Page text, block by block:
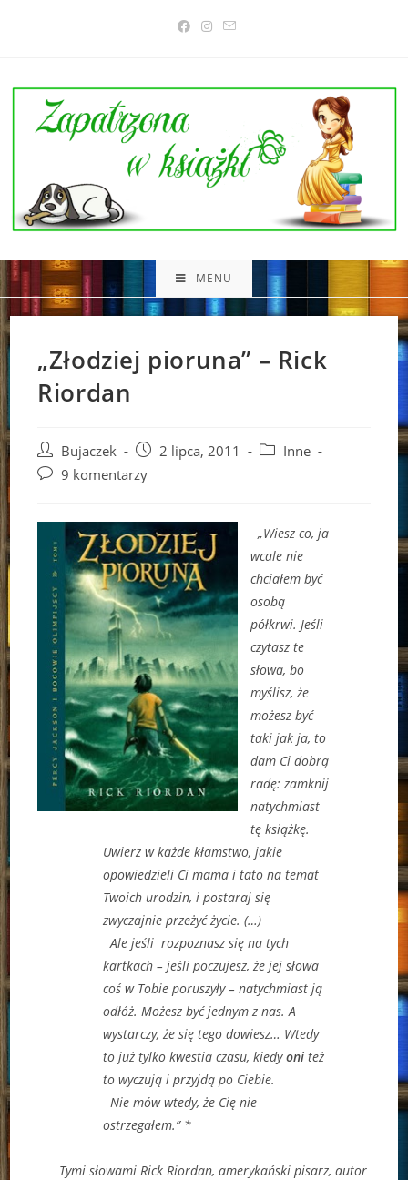
MENU
„Złodziej pioruna” – Rick
Riordan
Post
author:
Bujaczek
Post
published:
2 lipca, 2011
PostInne
Post9 komentarzy
„Wiesz co, ja
wcale nie
chciałem być
osobą
półkrwi. Jeśli
czytasz te
słowa, bo
myślisz, że
możesz być
taki jak ja, to
dam Ci dobrą
radę: zamknij
natychmiast
tę książkę.
Uwierz w każde kłamstwo, jakie
opowiedzieli Ci mama i tato na temat
Twoich urodzin, i postaraj się
zwyczajnie przeżyć życie. (…)
Ale jeśli rozpoznasz się na tych
kartkach – jeśli poczujesz, że jej słowa
coś w Tobie poruszyły – natychmiast ją
odłóż. Możesz być jednym z nas. A
wystarczy, że się tego dowiesz… Wtedy
to już tylko kwestia czasu, kiedyoniteż
to wyczują i przyjdą po Ciebie.
Nie mów wtedy, że Cię nie
ostrzegałem.” *
Tymi słowami Rick Riordan, amerykański pisarz, autor